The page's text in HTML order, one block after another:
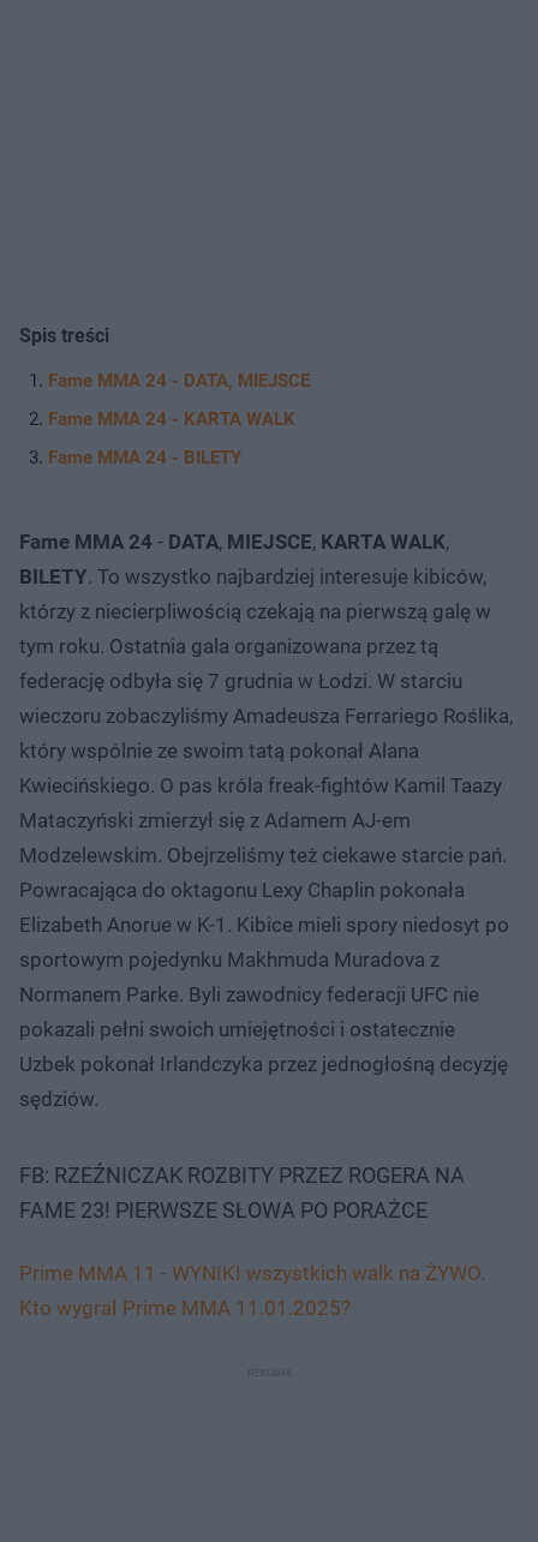
Spis treści
Fame MMA 24 - DATA, MIEJSCE
Fame MMA 24 - KARTA WALK
Fame MMA 24 - BILETY
Fame MMA 24 - DATA, MIEJSCE, KARTA WALK,
BILETY. To wszystko najbardziej interesuje kibiców,
którzy z niecierpliwością czekają na pierwszą galę w
tym roku. Ostatnia gala organizowana przez tą
federację odbyła się 7 grudnia w Łodzi. W starciu
wieczoru zobaczyliśmy Amadeusza Ferrariego Roślika,
który wspólnie ze swoim tatą pokonał Alana
Kwiecińskiego. O pas króla freak-fightów Kamil Taazy
Mataczyński zmierzył się z Adamem AJ-em
Modzelewskim. Obejrzeliśmy też ciekawe starcie pań.
Powracająca do oktagonu Lexy Chaplin pokonała
Elizabeth Anorue w K-1. Kibice mieli spory niedosyt po
sportowym pojedynku Makhmuda Muradova z
Normanem Parke. Byli zawodnicy federacji UFC nie
pokazali pełni swoich umiejętności i ostatecznie
Uzbek pokonał Irlandczyka przez jednogłośną decyzję
sędziów.
FB: RZEŹNICZAK ROZBITY PRZEZ ROGERA NA
FAME 23! PIERWSZE SŁOWA PO PORAŻCE
Prime MMA 11 - WYNIKI wszystkich walk na ŻYWO.
Kto wygrał Prime MMA 11.01.2025?